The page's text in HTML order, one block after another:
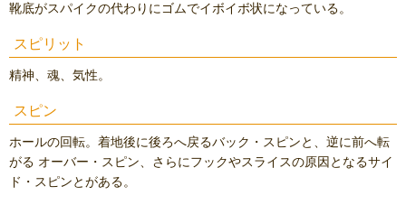
靴底がスパイクの代わりにゴムでイボイボ状になっている。
スピリット
精神、魂、気性。
スピン
ホールの回転。着地後に後ろへ戻るバック・スピンと、逆に前へ転
がる オーバー・スピン、さらにフックやスライスの原因となるサイ
ド・スピンとがある。